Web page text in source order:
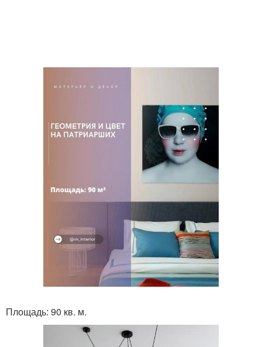
Площадь: 90 кв. м.